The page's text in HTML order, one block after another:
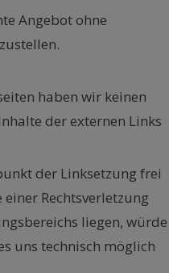
Angebot ohne
haben wir keinen
der externen Links
der Linksetzung frei
Rechtsverletzung
liegen, würde
uns technisch möglich